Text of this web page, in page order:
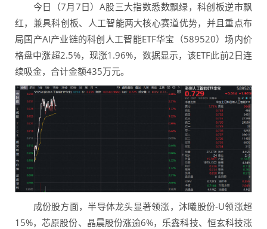
今日（7月7日）A股三大指数悉数飘绿，科创板逆市飘
红，兼具科创板、人工智能两大核心赛道优势，并且重点布
局国产AI产业链的科创人工智能ETF华宝（589520）场内价
格盘中涨超2.5%，现涨1.96%，数据显示，该ETF此前2日连
续吸金，合计金额435万元。
成份股方面，半导体龙头显著领涨，沐曦股份-U领涨超
15%，芯原股份、晶晨股份涨逾6%，乐鑫科技、恒玄科技涨